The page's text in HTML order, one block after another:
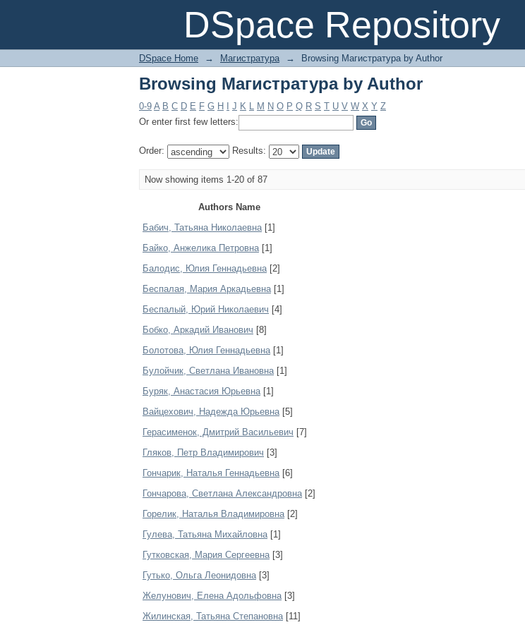
DSpace Repository
Browsing Магистратура by Author
DSpace Home → Магистратура → Browsing Магистратура by Author
Browsing Магистратура by Author
0-9 A B C D E F G H J K L M N O P Q R S T U V W X Y Z
Or enter first few letters:
Order: Results:
Now showing items 1-20 of 87
Authors Name
Бабич, Татьяна Николаевна[1]
Байко, Анжелика Петровна[1]
Балодис, Юлия Геннадьевна[2]
Беспалая, Мария Аркадьевна[1]
Беспалый, Юрий Николаевич [4]
Бобко, Аркадий Иванович [8]
Болотова, Юлия Геннадьевна[1]
Булойчик, Светлана Ивановна[1]
Буряк, Анастасия Юрьевна[1]
Вайцехович, Надежда Юрьевна[5]
Герасименок, Дмитрий Васильевич [7]
Гляков, Петр Владимирович [3]
Гончарик, Наталья Геннадьевна[6]
Гончарова, Светлана Александровна[2]
Горелик, Наталья Владимировна[2]
Гулева, Татьяна Михайловна[1]
Гутковская, Мария Сергеевна[3]
Гутько, Ольга Леонидовна[3]
Желунович, Елена Адольфовна[3]
Жилинская, Татьяна Степановна[11]